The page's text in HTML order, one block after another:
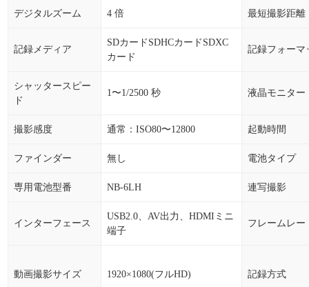
デジタルズーム 4 倍 最短撮影距離
記録メディア
SDカードSDHCカードSDXC
カード
記録フォーマ
シャッタースピー
ド
1〜1/2500 秒 液晶モニター
撮影感度 通常：ISO80〜12800 起動時間
ファインダー 無し 電池タイプ
専用電池型番 NB-6LH 連写撮影
インターフェース
USB2.0、AV出力、HDMIミニ
端子
フレームレー
動画撮影サイズ 1920×1080(フルHD) 記録方式